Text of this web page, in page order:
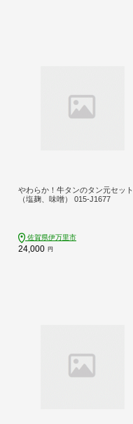
やわらか！牛タンのタン元セット
（塩麹、味噌） 015-J1677
佐賀県伊万里市
24,000 円